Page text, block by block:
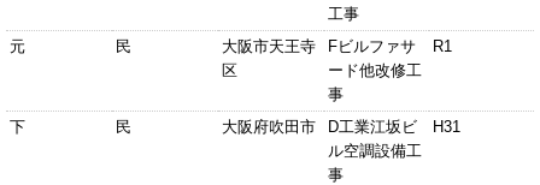
工事
元 民
大阪市天王寺
区
Fビルファサ
ード他改修工
事
R1
下 民 大阪府吹田市
D工業江坂ビ
ル空調設備工
事
H31